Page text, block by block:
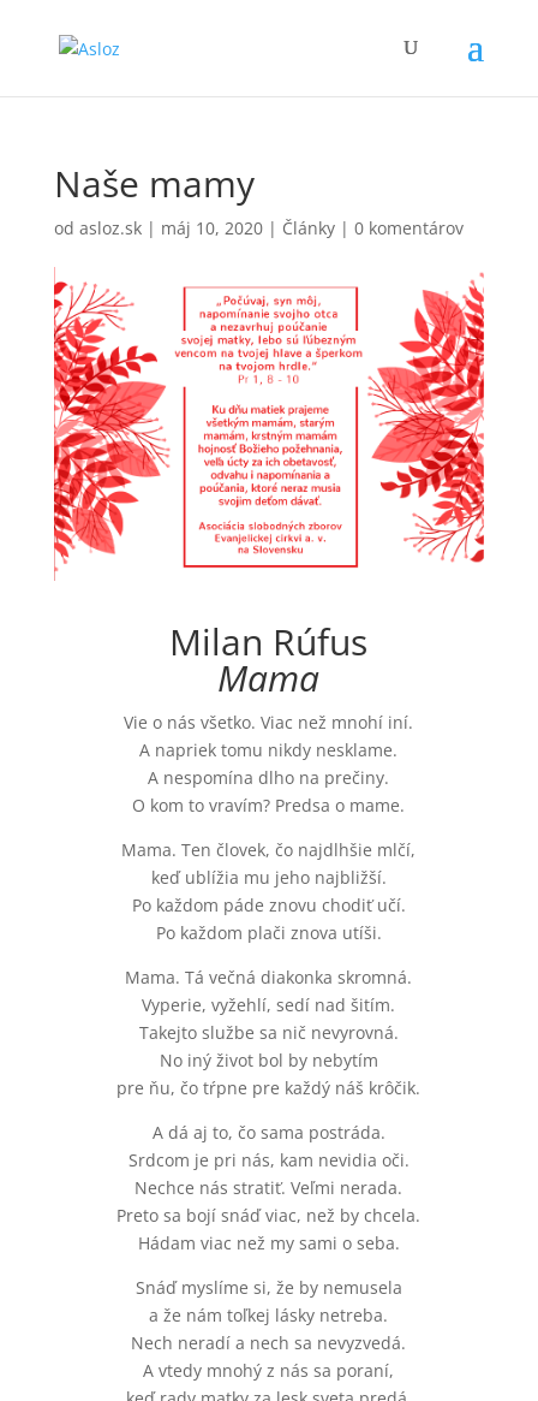
Naše mamy
od asloz.sk| máj 10, 2020| Články| 0 komentárov
Milan Rúfus
Mama
Vie o nás všetko. Viac než mnohí iní.
A napriek tomu nikdy nesklame.
A nespomína dlho na prečiny.
O kom to vravím? Predsa o mame.
Mama. Ten človek, čo najdlhšie mlčí,
keď ublížia mu jeho najbližší.
Po každom páde znovu chodiť učí.
Po každom plači znova utíši.
Mama. Tá večná diakonka skromná.
Vyperie, vyžehlí, sedí nad šitím.
Takejto službe sa nič nevyrovná.
No iný život bol by nebytím
pre ňu, čo tŕpne pre každý náš krôčik.
A dá aj to, čo sama postráda.
Srdcom je pri nás, kam nevidia oči.
Nechce nás stratiť. Veľmi nerada.
Preto sa bojí snáď viac, než by chcela.
Hádam viac než my sami o seba.
Snáď myslíme si, že by nemusela
a že nám toľkej lásky netreba.
Nech neradí a nech sa nevyzvedá.
A vtedy mnohý z nás sa poraní,